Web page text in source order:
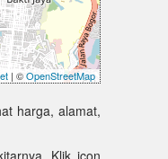
| ©OpenStreetMap
harga, alamat,
Klik icon